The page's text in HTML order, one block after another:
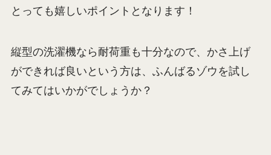
とっても嬉しいポイントとなります！
縦型の洗濯機なら耐荷重も十分なので、かさ上げ
ができれば良いという方は、ふんばるゾウを試し
てみてはいかがでしょうか？